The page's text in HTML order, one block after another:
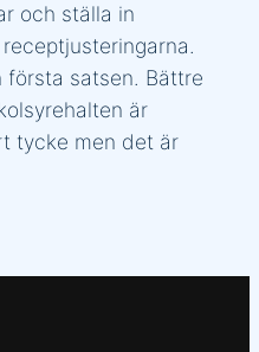
och ställa in
satsen. Bättre
är
tycke men det är